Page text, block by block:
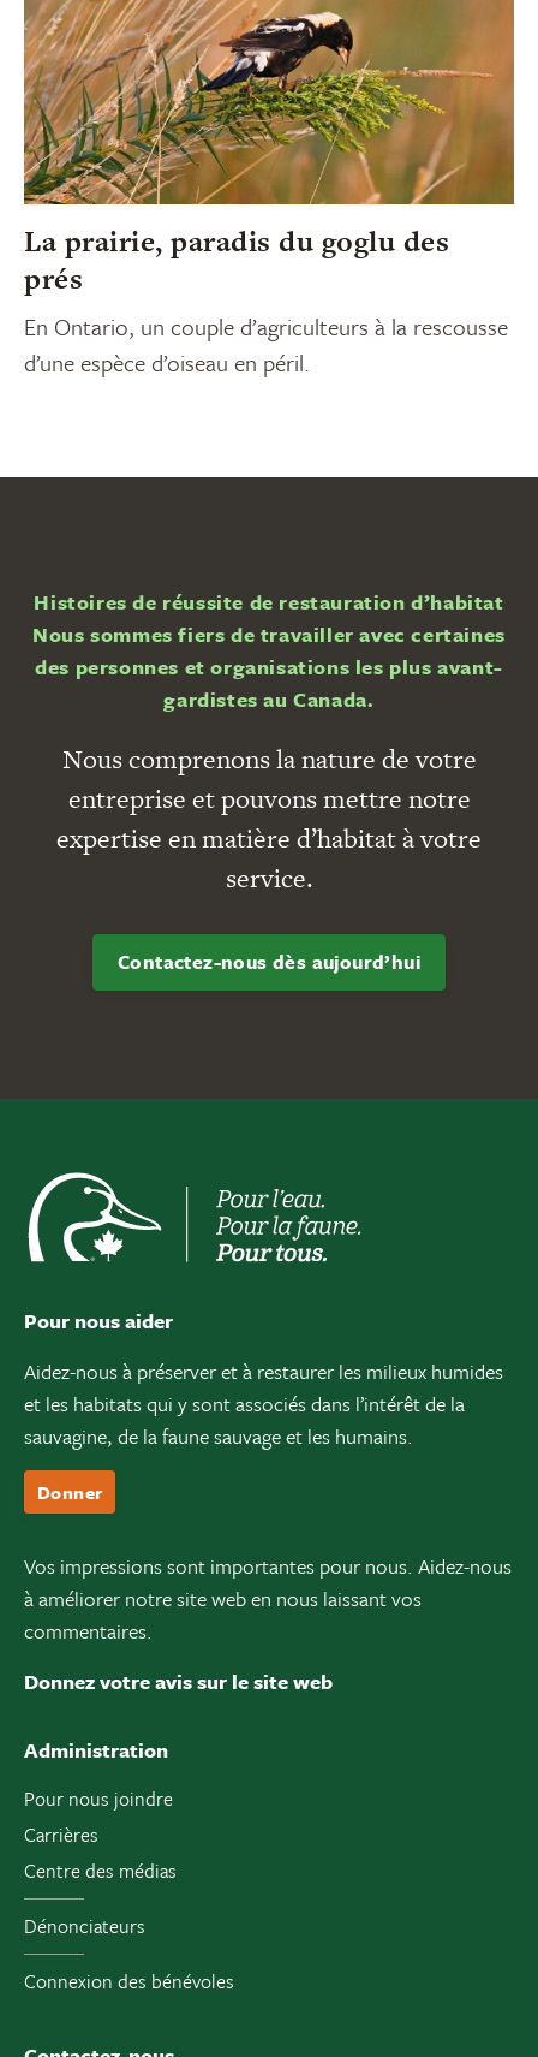
La prairie, paradis du goglu des
prés
En Ontario, un couple d’agriculteurs à la rescousse
d’une espèce d’oiseau en péril.
Histoires de réussite de restauration d’habitat
Nous sommes fiers de travailler avec certaines
des personnes et organisations les plus avant-
gardistes au Canada.
Nous comprenons la nature de votre
entreprise et pouvons mettre notre
expertise en matière d’habitat à votre
service.
Contactez-nous dès aujourd’hui
Pour nous aider
Aidez-nous à préserver et à restaurer les milieux humides
et les habitats qui y sont associés dans l’intérêt de la
sauvagine, de la faune sauvage et les humains.
Donner
Vos impressions sont importantes pour nous. Aidez-nous
à améliorer notre site web en nous laissant vos
commentaires.
Donnez votre avis sur le site web
Administration
Pour nous joindre
Carrières
Centre des médias
Dénonciateurs
Connexion des bénévoles